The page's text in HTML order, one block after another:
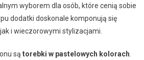
wyborem dla osób, które cenią sobie
dodatki doskonale komponują się
i wieczorowymi stylizacjami.
są torebki w pastelowych kolorach